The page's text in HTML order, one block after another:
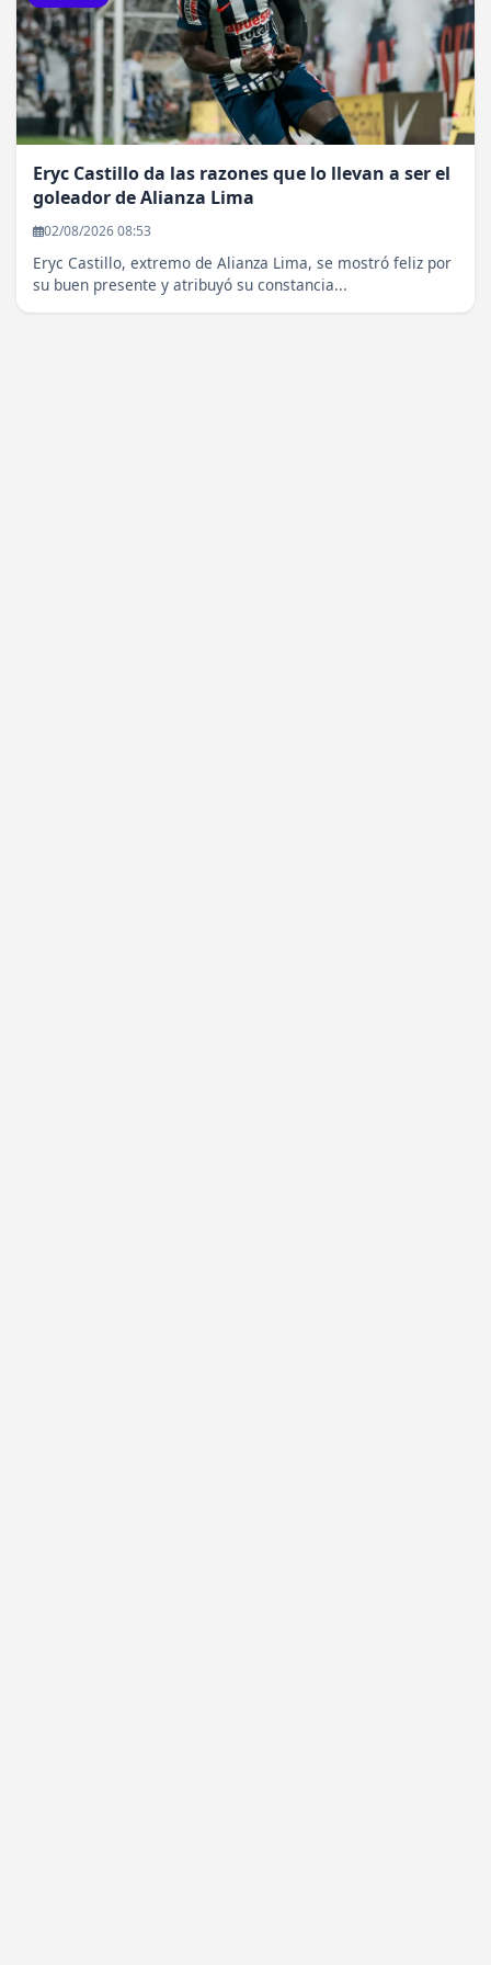
Eryc Castillo da las razones que lo llevan a ser el
goleador de Alianza Lima
02/08/2026 08:53
Eryc Castillo, extremo de Alianza Lima, se mostró feliz por
su buen presente y atribuyó su constancia...